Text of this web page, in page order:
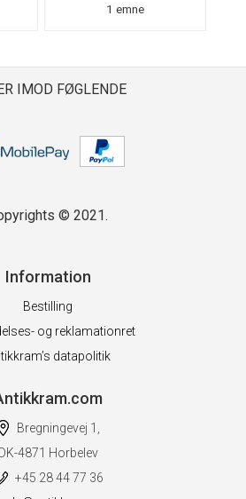
1 emne
IMOD FØGLENDE
© 2021.
Information
Bestilling
og reklamationret
datapolitik
Bregningevej 1,
DK-4871 Horbelev
+45 28 44 77 36